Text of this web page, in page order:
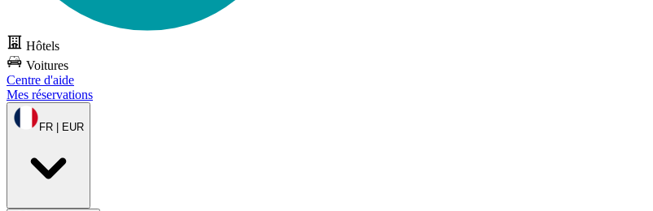
Hôtels
Voitures
Centre d'aide
Mes réservations
FR | EUR